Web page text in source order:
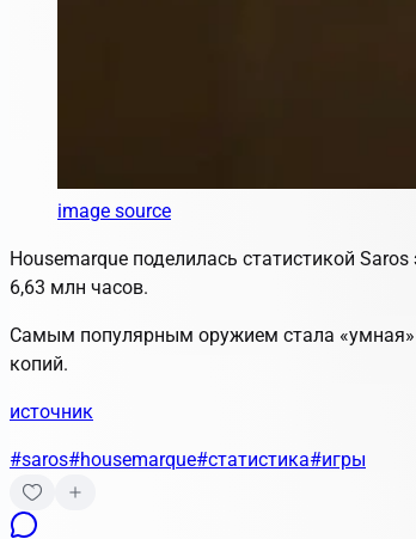
image source
Housemarque поделилась статистикой
6,63 млн часов.
Самым популярным оружием стала «умная»
копий.
источник
#saros#housemarque#статистика#игры